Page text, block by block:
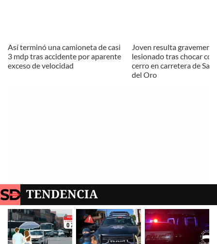
Así terminó una camioneta de casi
3 mdp tras accidente por aparente
exceso de velocidad
Joven resulta gravemente
lesionado tras chocar
cerro en carretera de
del Oro
TENDENCIA